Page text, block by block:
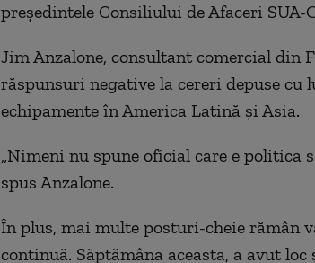
preşedintele Consiliului de Afaceri SUA-
Jim Anzalone, consultant comercial din
răspunsuri negative la cereri depuse
echipamente în America Latină şi Asia.
„Nimeni nu spune oficial care e politica
spus Anzalone.
În plus, mai multe posturi-cheie rămân
continuă. Săptămâna aceasta, a avut loc